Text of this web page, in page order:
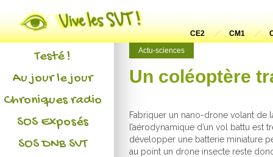
CE2 CM1
Actu-sciences
Un coléoptère
Fabriquer un nano-drone volant de
l’aérodynamique d’un vol battu
développer une batterie miniature
au point un drone insecte reste
Actualités
L'association
Testé !
Au jour le jour
Chroniques radio
SOS Exposés
SOS DNB SVT